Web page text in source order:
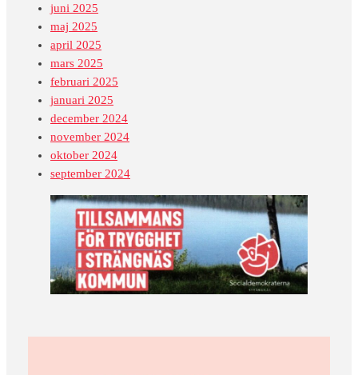
juni 2025
maj 2025
april 2025
mars 2025
februari 2025
januari 2025
december 2024
november 2024
oktober 2024
september 2024